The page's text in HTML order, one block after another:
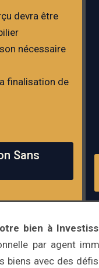
devra être
nécessaire
finalisation de
Sans
bien à
par agent
biens avec des